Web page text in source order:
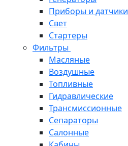
Приборы и датчики
Свет
Стартеры
Фильтры
Масляные
Воздушные
Топливные
Гидравлические
Трансмиссионные
Сепараторы
Салонные